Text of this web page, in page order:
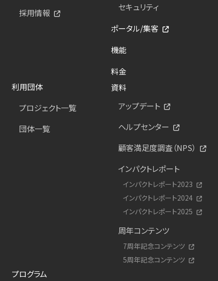
採用情報
セキュリティ
ポータル/集客
機能
料金
利用団体
プロジェクト一覧
団体一覧
資料
アップデート
ヘルプセンター
顧客満足度調査（NPS）
インパクトレポート
インパクトレポート2023
インパクトレポート2024
インパクトレポート2025
周年コンテンツ
7周年記念コンテンツ
5周年記念コンテンツ
プログラム